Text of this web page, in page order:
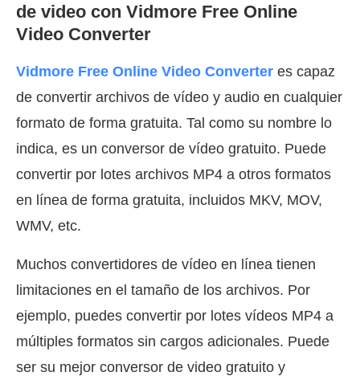
de video con Vidmore Free Online
Video Converter
Vidmore Free Online Video Converter es capaz
de convertir archivos de vídeo y audio en cualquier
formato de forma gratuita. Tal como su nombre lo
indica, es un conversor de vídeo gratuito. Puede
convertir por lotes archivos MP4 a otros formatos
en línea de forma gratuita, incluidos MKV, MOV,
WMV, etc.
Muchos convertidores de vídeo en línea tienen
limitaciones en el tamaño de los archivos. Por
ejemplo, puedes convertir por lotes vídeos MP4 a
múltiples formatos sin cargos adicionales. Puede
ser su mejor conversor de video gratuito y